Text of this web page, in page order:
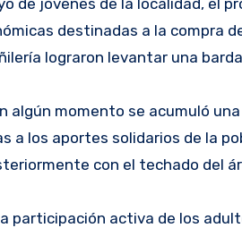
destinadas a la compra
lograron levantar una
algún momento se acumuló
a los aportes solidarios de la
con el techado del
participación activa de los